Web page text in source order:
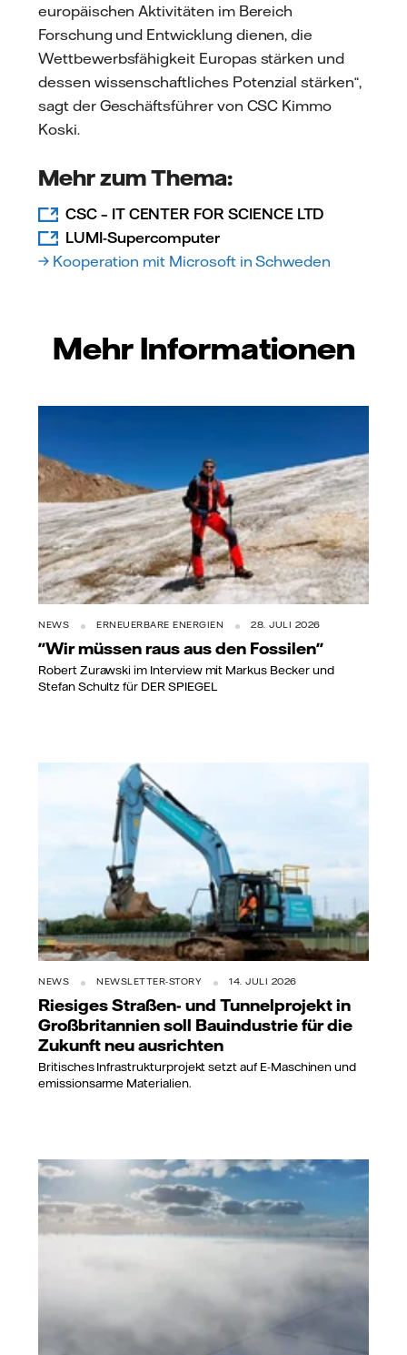
europäischen Aktivitäten im Bereich
Forschung und Entwicklung dienen, die
Wettbewerbsfähigkeit Europas stärken und
dessen wissenschaftliches Potenzial stärken“,
sagt der Geschäftsführer von CSC Kimmo
Koski.
Mehr zum Thema:
CSC – IT CENTER FOR SCIENCE LTD
LUMI-Supercomputer
→ Kooperation mit Microsoft in Schweden
Mehr Informationen
NEWS ERNEUERBARE ENERGIEN 28. JULI 2026
"Wir müssen raus aus den Fossilen"
Robert Zurawski im Interview mit Markus Becker und
Stefan Schultz für DER SPIEGEL
NEWS NEWSLETTER-STORY 14. JULI 2026
Riesiges Straßen- und Tunnelprojekt in
Großbritannien soll Bauindustrie für die
Zukunft neu ausrichten
Britisches Infrastrukturprojekt setzt auf E-Maschinen und
emissionsarme Materialien.